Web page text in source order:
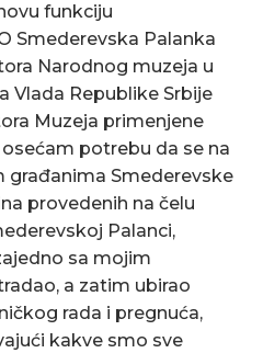
funkciju
Smederevska Palanka
Narodnog muzeja u
Vlada Republike Srbije
Muzeja primenjene
potrebu da se na
građanima Smederevske
provedenih na čelu
Palanci,
sa mojim
a zatim ubirao
rada i pregnuća,
kakve smo sve